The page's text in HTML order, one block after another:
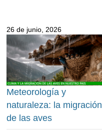
26 de junio, 2026
Meteorología y
naturaleza: la migración
de las aves